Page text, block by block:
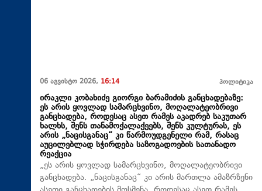
06 აგვისტო 2026, 16:14 პოლიტიკა
ირაკლი კობახიძე გიორგი ბარამიძის განცხადებაზე:
ეს არის ყოვლად სამარცხვინო, მოღალატეობრივი
განცხადება, როდესაც ასეთ რამეს აკადრებ საკუთარ
ხალხს, შენს თანამოქალაქეებს, შენს კულტურას, ეს
არის „ნაცისგანაც“ კი წარმოუდგენელი რამ, რასაც
აუცილებლად სჭირდება საზოგადოების სათანადო
რეაქცია
„ეს არის ყოვლად სამარცხვინო, მოღალატეობრივი
განცხადება. „ნაცისგანაც“ კი არის მართლა ამაზრზენი